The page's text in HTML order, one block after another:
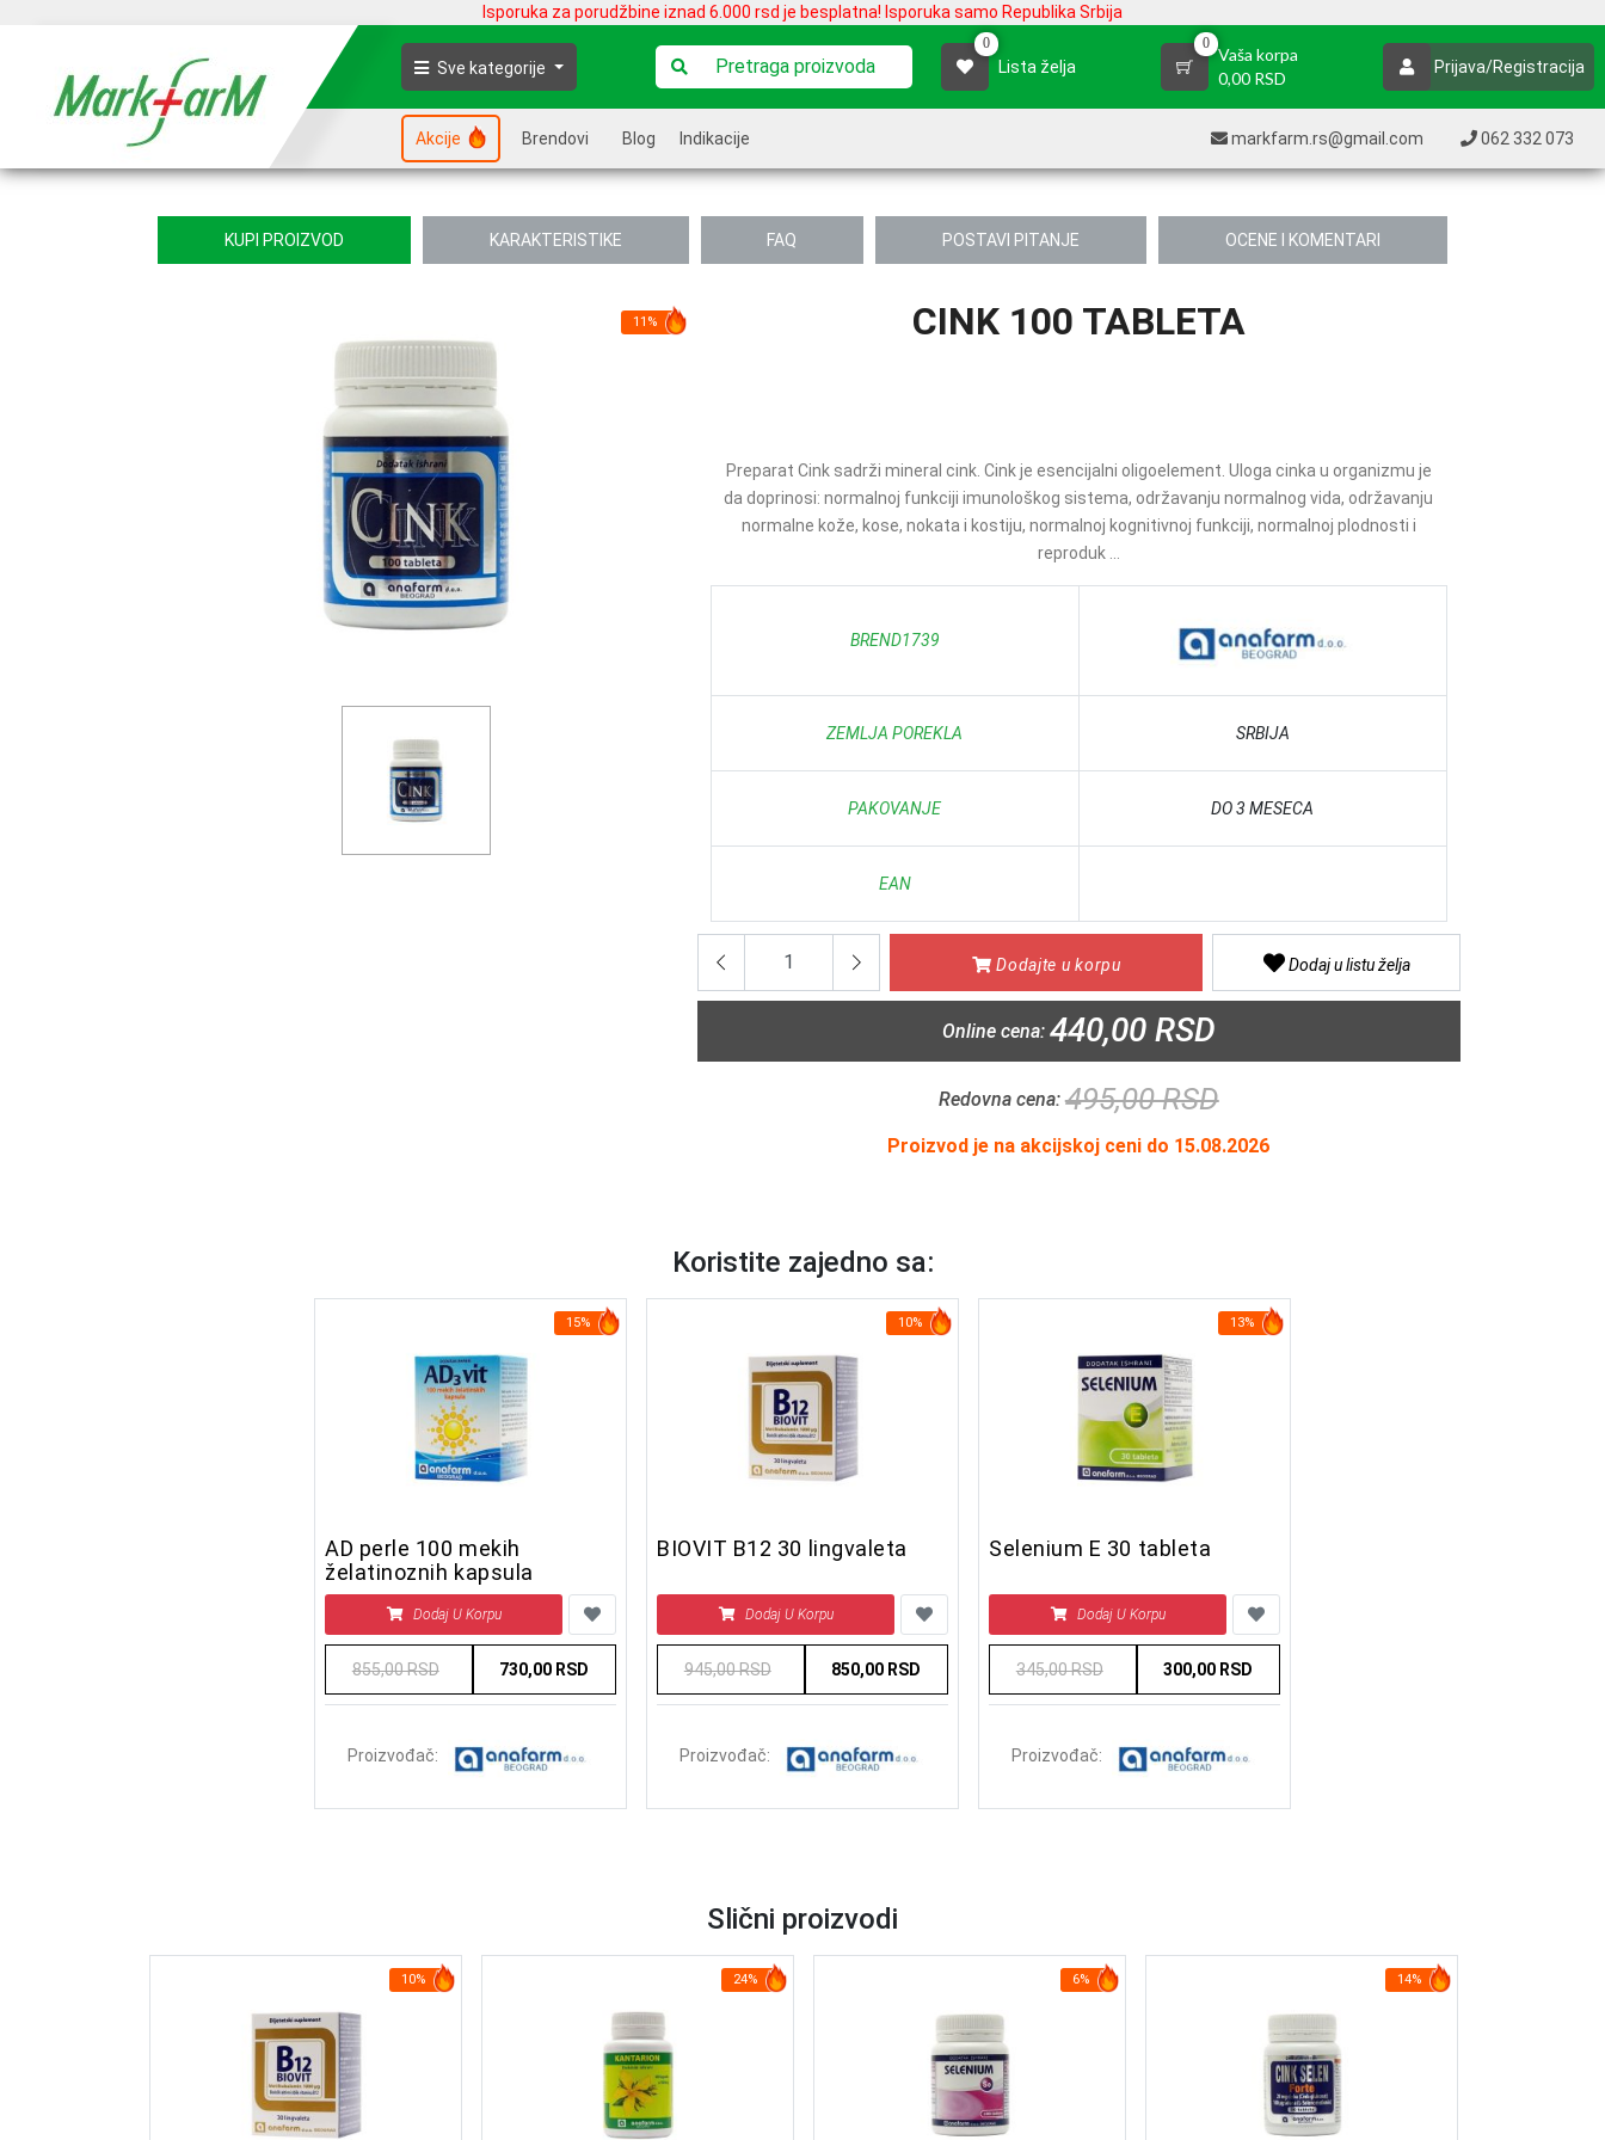
Isporuka za porudžbine iznad 6.000 rsd je besplatna! Isporuka samo Republika Srbija
Sve kategorije
0
Lista želja
0
Vaša korpa
0,00 RSD
Prijava/Registracija
Akcije Brendovi Blog Indikacije markfarm.rs@gmail.com 062 332 073
KUPI PROIZVOD KARAKTERISTIKE FAQ POSTAVI PITANJE OCENE I KOMENTARI
11% CINK 100 TABLETA
Preparat Cink sadrži mineral cink. Cink je esencijalni oligoelement. Uloga cinka u organizmu je
da doprinosi: normalnoj funkciji imunološkog sistema, održavanju normalnog vida, održavanju
normalne kože, kose, nokata i kostiju, normalnoj kognitivnoj funkciji, normalnoj plodnosti i
reproduk ...
BREND1739
ZEMLJA POREKLA SRBIJA
PAKOVANJE DO 3 MESECA
EAN
Dodajte u korpu Dodaj u listu želja
Online cena: 440,00 RSD
Redovna cena: 495,00 RSD
Proizvod je na akcijskoj ceni do 15.08.2026
Koristite zajedno sa:
15%
AD perle 100 mekih
želatinoznih kapsula
Dodaj U Korpu
855,00 RSD 730,00 RSD
Proizvođač:
10%
BIOVIT B12 30 lingvaleta
Dodaj U Korpu
945,00 RSD 850,00 RSD
Proizvođač:
13%
Selenium E 30 tableta
Dodaj U Korpu
345,00 RSD 300,00 RSD
Proizvođač:
Slični proizvodi
10% 24% 6% 14%